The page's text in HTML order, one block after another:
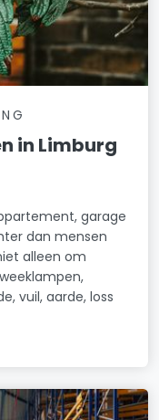
in Limburg
garage
dan mensen
alleen om
vuil, aarde, loss